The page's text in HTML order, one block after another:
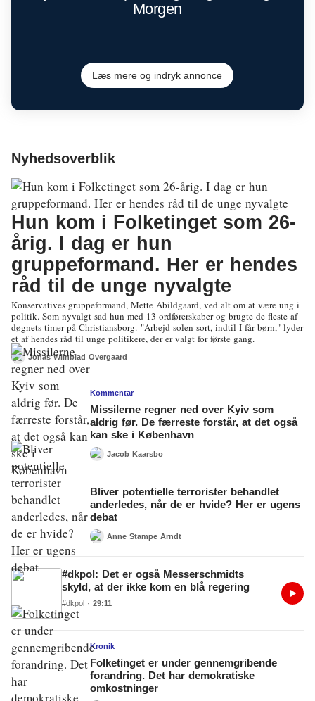
Morgen
Læs mere og indryk annonce
Nyhedsoverblik
Hun kom i Folketinget som 26-
årig. I dag er hun
gruppeformand. Her er hendes
råd til de unge nyvalgte
Konservatives gruppeformand, Mette Abildgaard, ved alt om at være ung i
politik. Som nyvalgt sad hun med 13 ordførerskaber og brugte de fleste af
døgnets timer på Christiansborg. "Arbejd solen sort, indtil I får børn," lyder
et af hendes råd til unge politikere, der er valgt for første gang.
Jonas Wiinblad Overgaard
Kommentar
Missilerne regner ned over Kyiv som
aldrig før. De færreste forstår, at det også
kan ske i København
Jacob Kaarsbo
Bliver potentielle terrorister behandlet
anderledes, når de er hvide? Her er ugens
debat
Anne Stampe Arndt
#dkpol: Det er også Messerschmidts
skyld, at der ikke kom en blå regering
#dkpol · 29:11
Kronik
Folketinget er under gennemgribende
forandring. Det har demokratiske
omkostninger